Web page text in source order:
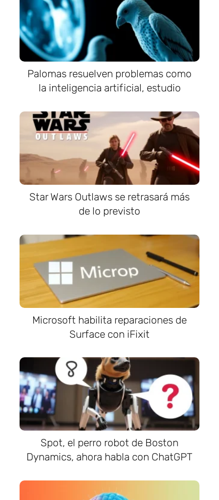
Palomas resuelven problemas como
la inteligencia artificial, estudio
Star Wars Outlaws se retrasará más
de lo previsto
Microsoft habilita reparaciones de
Surface con iFixit
Spot, el perro robot de Boston
Dynamics, ahora habla con ChatGPT